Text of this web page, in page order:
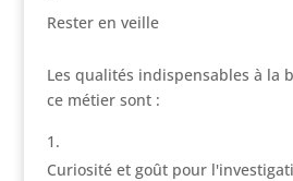
Rester en veille
Les qualités indispensables à la
ce métier sont :
Curiosité et goût pour